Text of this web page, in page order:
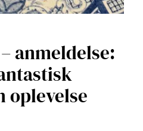
anmeldelse:
oplevelse